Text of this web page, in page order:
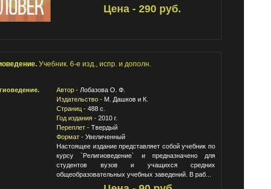
Цена - 290 руб.
Учебник. 6-е изд., испр. и дополн.
Автор - Лобазова О. Ф.
Издательство - М. Дашков и К.
Страниц - 488 с.
Год издания - 2010 г.
Переплет - Твердый
Формат - Увеличенный
Настоящее издание представляет собой учебник по
курсу `Религиоведение` и предназначено для
студентов вузов и учащихся средних
общеобразовательных учебных заведений. В раб...